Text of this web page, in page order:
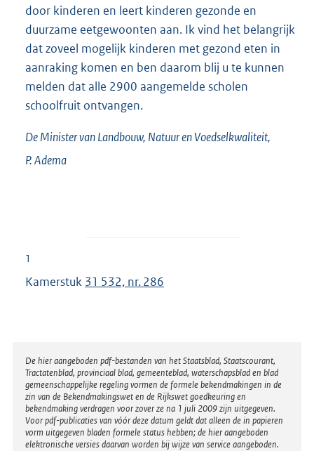
door kinderen en leert kinderen gezonde en
duurzame eetgewoonten aan. Ik vind het belangrijk
dat zoveel mogelijk kinderen met gezond eten in
aanraking komen en ben daarom blij u te kunnen
melden dat alle 2900 aangemelde scholen
schoolfruit ontvangen.
De Minister van Landbouw, Natuur en Voedselkwaliteit,
P.Adema
1
Kamerstuk 31 532, nr. 286
Disclaimer
De hier aangeboden pdf-bestanden van het Staatsblad, Staatscourant,
Tractatenblad, provinciaal blad, gemeenteblad, waterschapsblad en blad
gemeenschappelijke regeling vormen de formele bekendmakingen in de
zin van de Bekendmakingswet en de Rijkswet goedkeuring en
bekendmaking verdragen voor zover ze na 1 juli 2009 zijn uitgegeven.
Voor pdf-publicaties van vóór deze datum geldt dat alleen de in papieren
vorm uitgegeven bladen formele status hebben; de hier aangeboden
elektronische versies daarvan worden bij wijze van service aangeboden.